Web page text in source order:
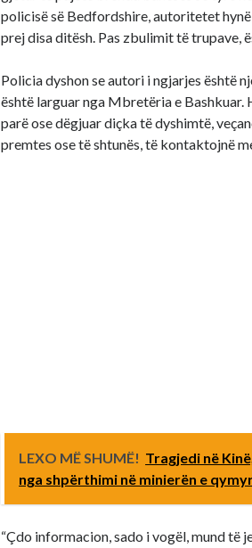
policisë së Bedfordshire, autoritetet
prej disa ditësh. Pas zbulimit të trupave,
Policia dyshon se autori i ngjarjes është
është larguar nga Mbretëria e
parë ose dëgjuar diçka të dyshimtë,
premtes ose të shtunës, të kontaktojnë
LEXO MË SHUMË! Tragjedi në
nga shpërthimi në minierën e
“Çdo informacion, sado i vogël, mund të